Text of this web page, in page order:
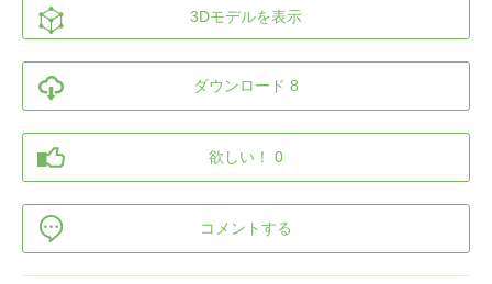
3Dモデルを表示
ダウンロード 8
欲しい！ 0
コメントする